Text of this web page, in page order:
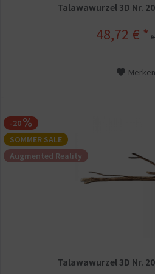
Talawawurzel 3D Nr.
48,72 € *
Merken
-20
SOMMER SALE
Augmented Reality
Talawawurzel 3D Nr.